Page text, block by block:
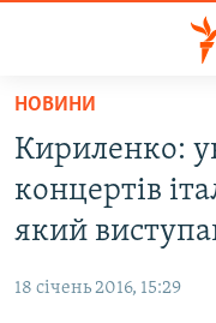
Перейти
основного
матеріалу
Перейти
до
основної
ВОДА.КРИМ
ВІДЕО ТА ФОТО
БЛОГИ
НОВИНИ
Кириленко:
концертів
який
18 січень 2016, 15:29